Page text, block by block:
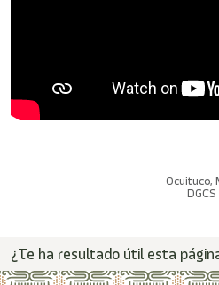
Ocuituco,
¿Te ha resultado útil esta